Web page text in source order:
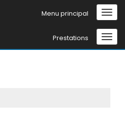
Menu principal
Prestations